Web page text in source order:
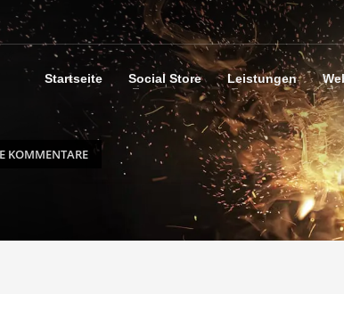
Startseite Social Store Leistungen
KOMMENTARE